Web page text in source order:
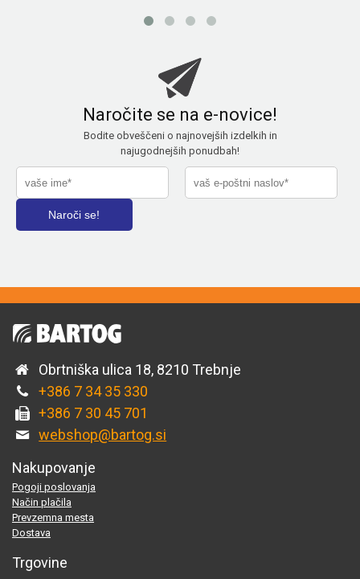
Naročite se na e-novice!
Bodite obveščeni o najnovejših izdelkih in
najugodnejših ponudbah!
Obrtniška ulica 18, 8210 Trebnje
+386 7 34 35 330
+386 7 30 45 701
webshop@bartog.si
Nakupovanje
Pogoji poslovanja
Način plačila
Prevzemna mesta
Dostava
Trgovine